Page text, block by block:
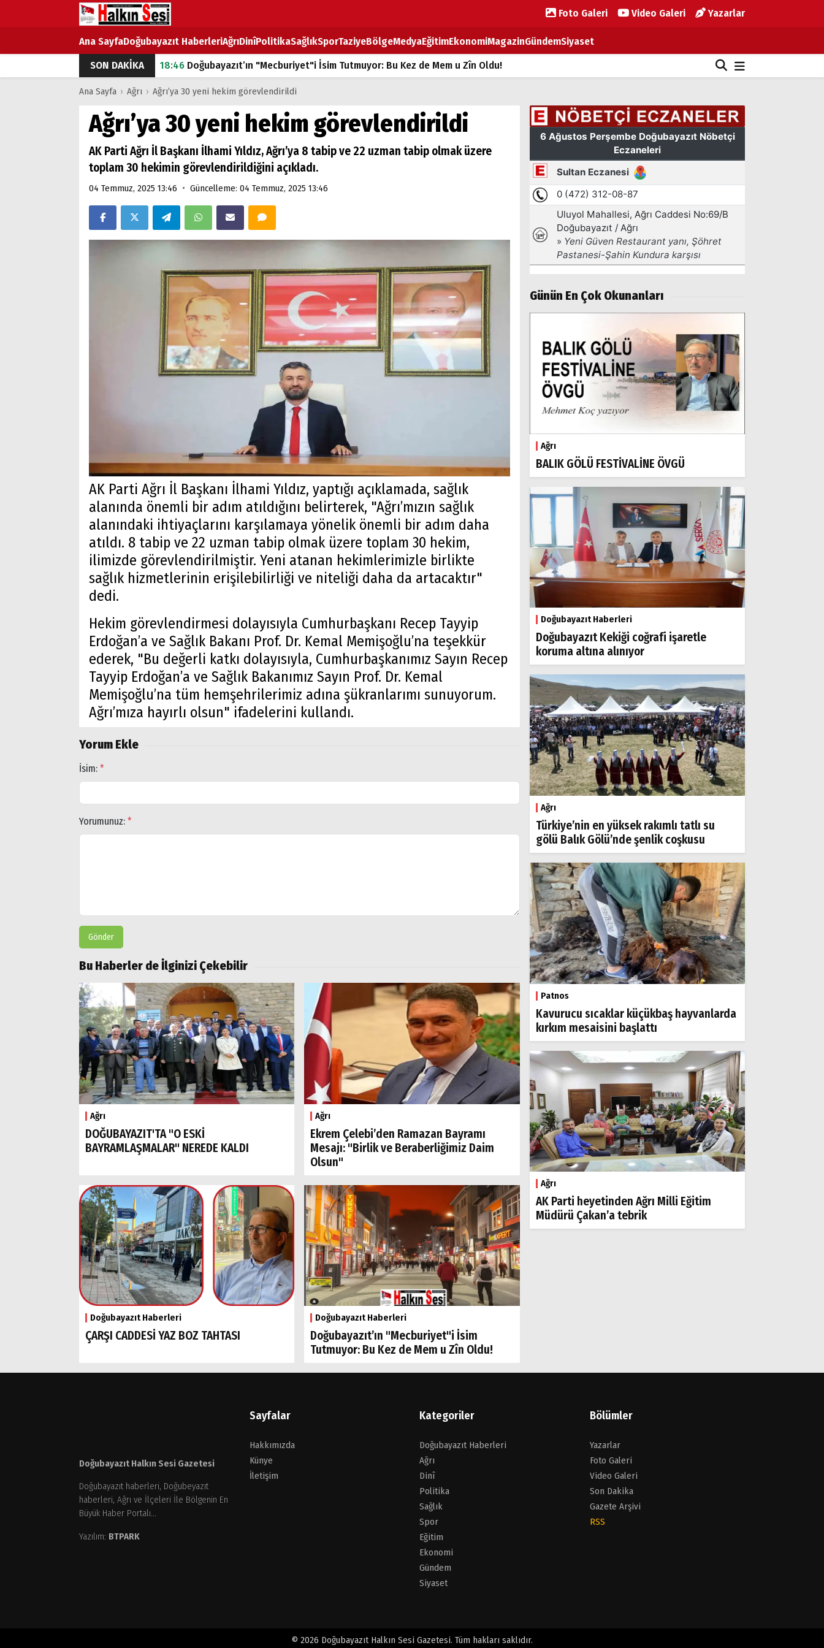
Foto Galeri Video Galeri Yazarlar
Ana SayfaDoğubayazıt HaberleriAğrıDinîPolitikaSağlıkSporTaziyeBölgeMedyaEğitimEkonomiMagazinGündemSiyaset
SON DAKİKA
18:46 Doğubayazıt’ın "Mecburiyet"i İsim Tutmuyor: Bu Kez de Mem u Zîn Oldu!
07:53Doğubayazıt’ta Ekmek Fiyatlarına Zam
07:16Doğubayazıt'ta çocukların sırtındaki ağır yük
07:00DEVLET ve HÜKÜMET
18:29ÇARŞI CADDESİ YAZ BOZ TAHTASI
Ana Sayfa › Ağrı › Ağrı’ya 30 yeni hekim görevlendirildi
Ağrı’ya 30 yeni hekim görevlendirildi
AK Parti Ağrı İl Başkanı İlhami Yıldız, Ağrı’ya 8 tabip ve 22 uzman tabip olmak üzere
toplam 30 hekimin görevlendirildiğini açıkladı.
04 Temmuz, 2025 13:46 • Güncelleme: 04 Temmuz, 2025 13:46
AK Parti Ağrı İl Başkanı İlhami Yıldız, yaptığı açıklamada, sağlık
alanında önemli bir adım atıldığını belirterek, "Ağrı’mızın sağlık
alanındaki ihtiyaçlarını karşılamaya yönelik önemli bir adım daha
atıldı. 8 tabip ve 22 uzman tabip olmak üzere toplam 30 hekim,
ilimizde görevlendirilmiştir. Yeni atanan hekimlerimizle birlikte
sağlık hizmetlerinin erişilebilirliği ve niteliği daha da artacaktır"
dedi.
Hekim görevlendirmesi dolayısıyla Cumhurbaşkanı Recep Tayyip
Erdoğan’a ve Sağlık Bakanı Prof. Dr. Kemal Memişoğlu’na teşekkür
ederek, "Bu değerli katkı dolayısıyla, Cumhurbaşkanımız Sayın Recep
Tayyip Erdoğan’a ve Sağlık Bakanımız Sayın Prof. Dr. Kemal
Memişoğlu’na tüm hemşehrilerimiz adına şükranlarımı sunuyorum.
Ağrı’mıza hayırlı olsun" ifadelerini kullandı.
Yorum Ekle
İsim: *
Yorumunuz: *
Gönder
Bu Haberler de İlginizi Çekebilir
Ağrı
DOĞUBAYAZIT'TA "O ESKİ
BAYRAMLAŞMALAR" NEREDE KALDI
Ağrı
Ekrem Çelebi’den Ramazan Bayramı
Mesajı: "Birlik ve Beraberliğimiz Daim
Olsun"
Doğubayazıt Haberleri
ÇARŞI CADDESİ YAZ BOZ TAHTASI
Doğubayazıt Haberleri
Doğubayazıt’ın "Mecburiyet"i İsim
Tutmuyor: Bu Kez de Mem u Zîn Oldu!
Günün En Çok Okunanları
Ağrı
BALIK GÖLÜ FESTİVALİNE ÖVGÜ
Doğubayazıt Haberleri
Doğubayazıt Kekiği coğrafi işaretle
koruma altına alınıyor
Ağrı
Türkiye’nin en yüksek rakımlı tatlı su
gölü Balık Gölü’nde şenlik coşkusu
Patnos
Kavurucu sıcaklar küçükbaş hayvanlarda
kırkım mesaisini başlattı
Ağrı
AK Parti heyetinden Ağrı Milli Eğitim
Müdürü Çakan’a tebrik
Doğubayazıt Halkın Sesi Gazetesi
Doğubayazıt haberleri, Doğubeyazıt
haberleri, Ağrı ve İlçeleri İle Bölgenin En
Büyük Haber Portalı...
Yazılım: BTPARK
Sayfalar
Hakkımızda
Künye
İletişim
Kategoriler
Doğubayazıt Haberleri
Ağrı
Dinî
Politika
Sağlık
Spor
Eğitim
Ekonomi
Gündem
Siyaset
Bölümler
Yazarlar
Foto Galeri
Video Galeri
Son Dakika
Gazete Arşivi
RSS
© 2026 Doğubayazıt Halkın Sesi Gazetesi. Tüm hakları saklıdır.